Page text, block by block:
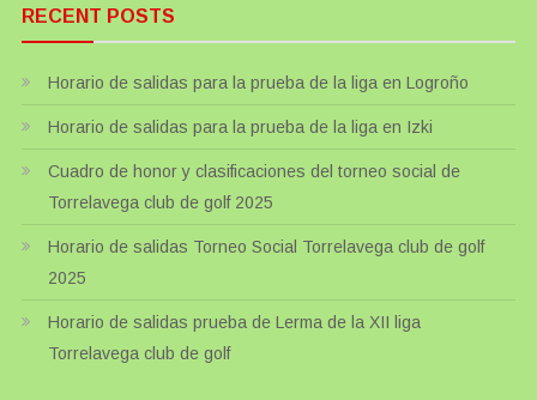
RECENT POSTS
Horario de salidas para la prueba de la liga en Logroño
Horario de salidas para la prueba de la liga en Izki
Cuadro de honor y clasificaciones del torneo social de
Torrelavega club de golf 2025
Horario de salidas Torneo Social Torrelavega club de golf
2025
Horario de salidas prueba de Lerma de la XII liga
Torrelavega club de golf